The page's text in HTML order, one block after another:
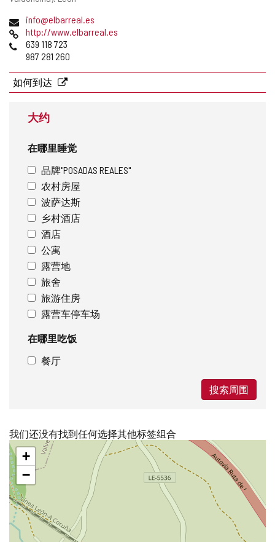
址
电
子
邮
址
info@elbarreal.es
网
页
http://www.elbarreal.es
电
639 118 723
987 281 260
如何到达
大约
在哪里睡觉
品牌"POSADAS REALES"
农村房屋
波萨达斯
乡村酒店
酒店
公寓
露营地
旅舍
旅游住房
露营车停车场
在哪里吃饭
餐厅
搜索周围
我们还没有找到任何选择其他标签组合
跳
过
地
图
+
−